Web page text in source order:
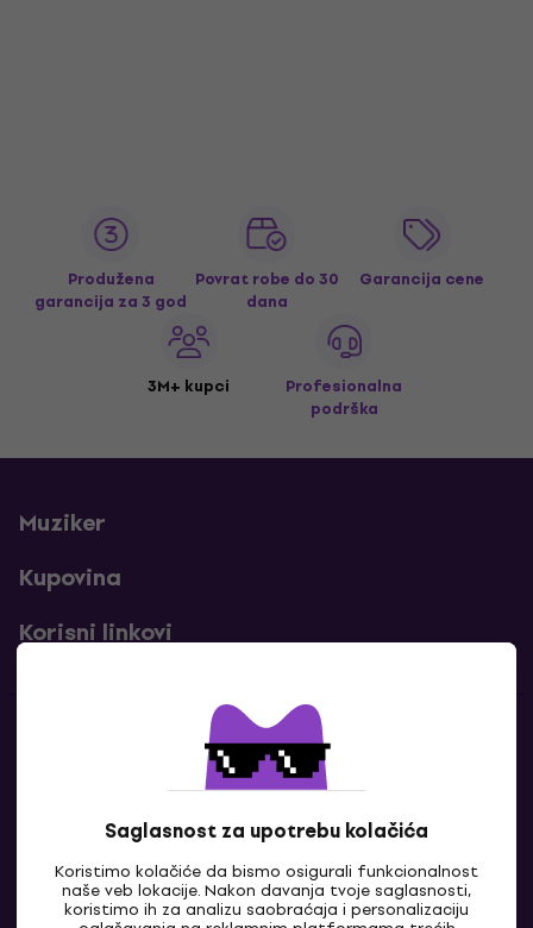
Saglasnost za upotrebu kolačića
Koristimo kolačiće da bismo osigurali funkcionalnost
naše veb lokacije. Nakon davanja tvoje saglasnosti,
koristimo ih za analizu saobraćaja i personalizaciju
Produžena
garancija za 3 god
Povrat robe do 30
dana
Garancija cene
3M+ kupci
Profesionalna
podrška
Muziker
Kupovina
Korisni linkovi
Kontakti
Kontaktiraj nas